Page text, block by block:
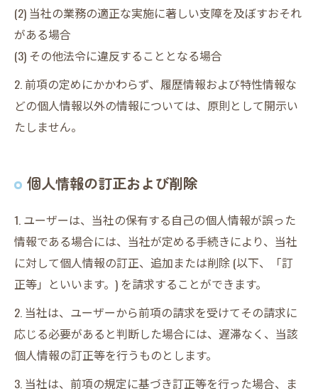
(2) 当社の業務の適正な実施に著しい支障を及ぼすおそれ
がある場合
(3) その他法令に違反することとなる場合
2. 前項の定めにかかわらず、履歴情報および特性情報な
どの個人情報以外の情報については、原則として開示い
たしません。
個人情報の訂正および削除
1. ユーザーは、当社の保有する自己の個人情報が誤った
情報である場合には、当社が定める手続きにより、当社
に対して個人情報の訂正、追加または削除 (以下、「訂
正等」といいます。) を請求することができます。
2. 当社は、ユーザーから前項の請求を受けてその請求に
応じる必要があると判断した場合には、遅滞なく、当該
個人情報の訂正等を行うものとします。
3. 当社は、前項の規定に基づき訂正等を行った場合、ま